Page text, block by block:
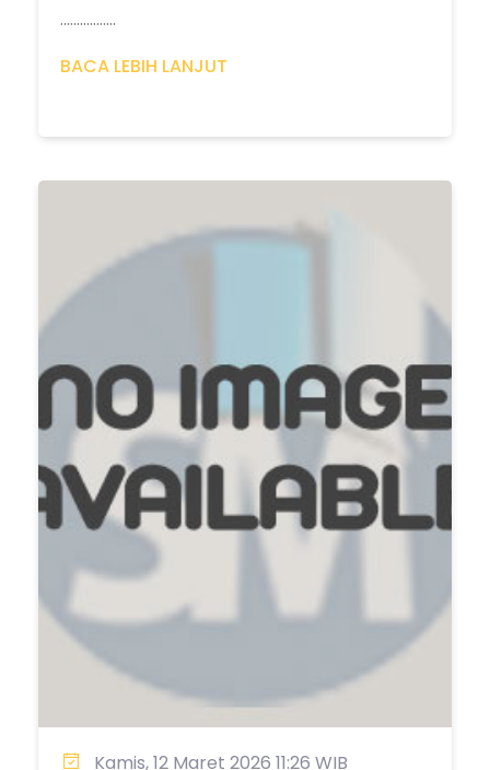
.................
BACA LEBIH LANJUT
Kamis, 12 Maret 2026 11:26 WIB